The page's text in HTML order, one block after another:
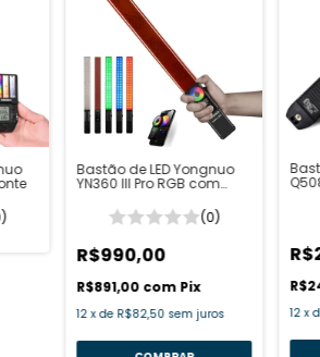
Bastão de LED Yongnuo
YN360 III Pro RGB com
(0)
R$990,00
R$891,00 com Pix
12 xde R$82,50 sem juros 12 x